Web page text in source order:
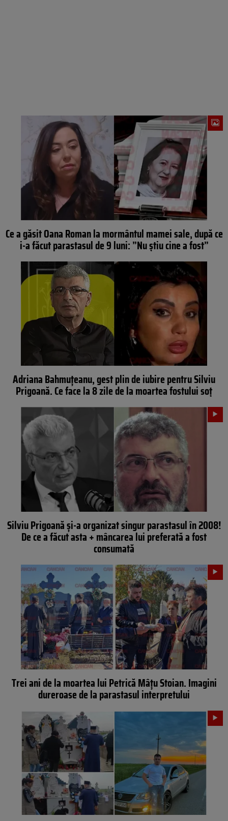
Ce a găsit Oana Roman la mormântul mamei sale, după ce
i-a făcut parastasul de 9 luni: ”Nu știu cine a fost”
Adriana Bahmuțeanu, gest plin de iubire pentru Silviu
Prigoană. Ce face la 8 zile de la moartea fostului soț
Silviu Prigoană și-a organizat singur parastasul în 2008!
De ce a făcut asta + mâncarea lui preferată a fost
consumată
Trei ani de la moartea lui Petrică Mâțu Stoian. Imagini
dureroase de la parastasul interpretului